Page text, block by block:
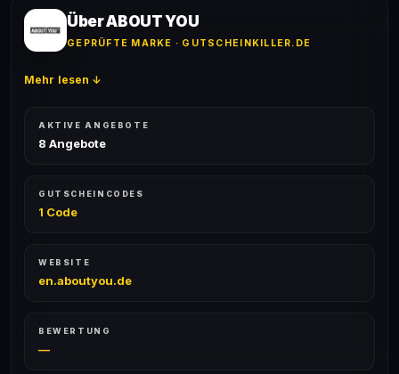
Erfolgsquote wird bei jedem Angebot angezeigt.
Über ABOUT YOU
GEPRÜFTE MARKE · GUTSCHEINKILLER.DE
Mehr lesen ↓
AKTIVE ANGEBOTE
8 Angebote
GUTSCHEINCODES
1 Code
WEBSITE
en.aboutyou.de
BEWERTUNG
—